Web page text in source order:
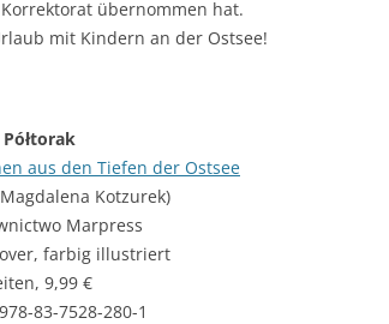
REDAKTION/EIGENE
VERÖFFENTLICHUNGEN
übernommen hat.
mit Kindern an der Ostsee!
aus den Tiefen der Ostsee
Kotzurek)
Marpress
farbig illustriert
9,99 €
83-7528-280-1